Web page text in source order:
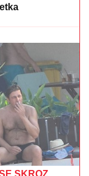
Ahmić stiže
se nadaju
OD